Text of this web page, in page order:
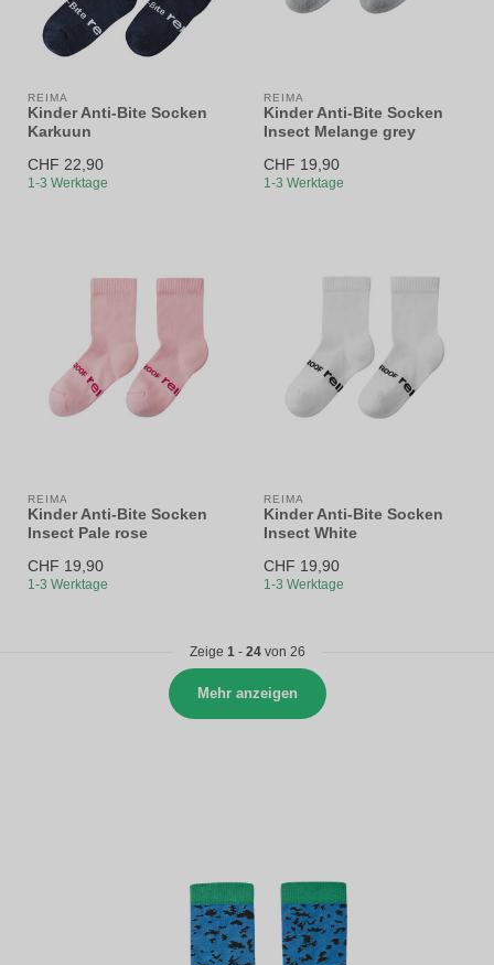
REIMA
Kinder Anti-Bite Socken
Karkuun
CHF 22,90
1-3 Werktage
REIMA
Kinder Anti-Bite Socken
Insect Melange grey
CHF 19,90
1-3 Werktage
REIMA
Kinder Anti-Bite Socken
Insect Pale rose
CHF 19,90
1-3 Werktage
REIMA
Kinder Anti-Bite Socken
Insect White
CHF 19,90
1-3 Werktage
Zeige 1 - 24von 26
Mehr anzeigen